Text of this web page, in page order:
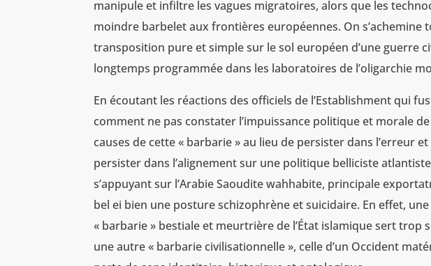
manipule et infiltre les vagues migratoires, alors que les
moindre barbelet aux frontières européennes. On s’achemine
transposition pure et simple sur le sol européen d’une guerre
longtemps programmée dans les laboratoires de l’oligarchie
En écoutant les réactions des officiels de l’Establishment qui
comment ne pas constater l’impuissance politique et morale
causes de cette « barbarie » au lieu de persister dans l’erreur
persister dans l’alignement sur une politique belliciste
s’appuyant sur l’Arabie Saoudite wahhabite, principale
bel ei bien une posture schizophrène et suicidaire. En effet,
« barbarie » bestiale et meurtrière de l’État islamique sert trop
une autre « barbarie civilisationnelle », celle d’un Occident